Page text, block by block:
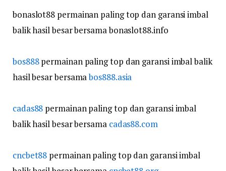
bonaslot88 permainan paling top dan garansi imbal
balik hasil besar bersama bonaslot88.info
bos888permainan paling top dan garansi imbal balik
hasil besar bersamabos888.asia
cadas88 permainan paling top dan garansi imbal
balik hasil besar bersama cadas88.com
cncbet88 permainan paling top dan garansi imbal